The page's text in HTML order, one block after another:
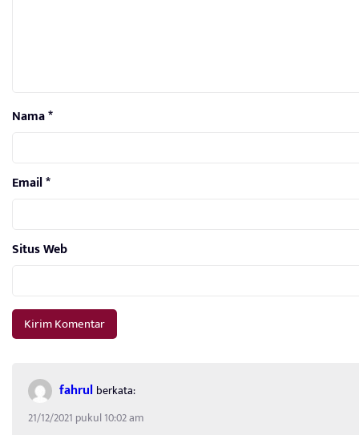
Nama*
Email*
Situs Web
fahrul berkata:
21/12/2021 pukul 10:02 am